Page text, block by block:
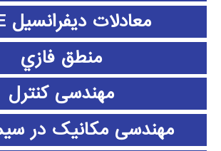
معادلات دیفرانسیل ODE
منطق فازي
مهندسی کنترل
مهندسی مکانیک در